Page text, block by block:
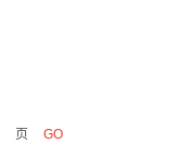
页